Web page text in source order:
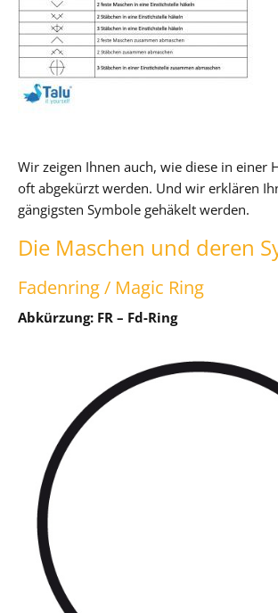
Wir zeigen Ihnen auch, wie diese in einer
oft abgekürzt werden. Und wir erklären
gängigsten Symbole gehäkelt werden.
Die Maschen und deren
Fadenring / Magic Ring
Abkürzung: FR – Fd-Ring